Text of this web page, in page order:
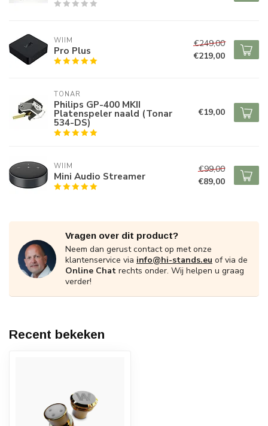
WIIM
Pro Plus
€249,00
€219,00
TONAR
Philips GP-400 MKII
Platenspeler naald (Tonar
534-DS)
€19,00
WIIM
Mini Audio Streamer
€99,00
€89,00
Vragen over dit product?
Neem dan gerust contact op met onze
klantenservice via info@hi-stands.eu of via de
Online Chat rechts onder. Wij helpen u graag
verder!
Recent bekeken